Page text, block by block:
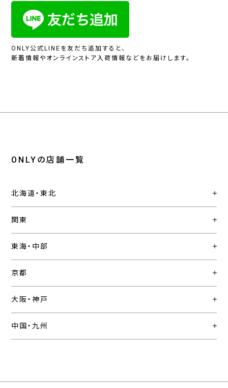
ONLY公式LINEを友だち追加すると、
新着情報やオンラインストア入荷情報などをお届けします。
ONLYの店舗一覧
北海道・東北
関東
東海・中部
京都
大阪・神戸
中国・九州